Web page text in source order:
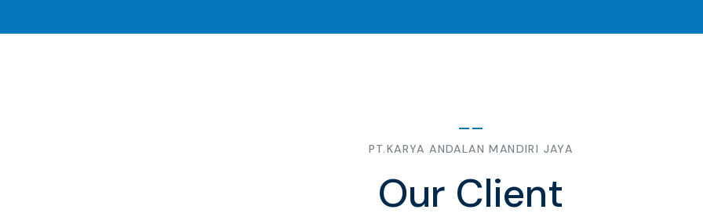
PT.KARYA ANDALAN MANDIRI JAYA
Our Client